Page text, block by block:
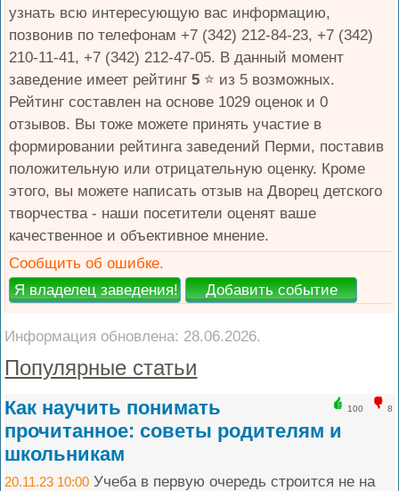
узнать всю интересующую вас информацию,
позвонив по телефонам +7 (342) 212-84-23, +7 (342)
210-11-41, +7 (342) 212-47-05. В данный момент
заведение имеет рейтинг5 ⭐️ из 5 возможных.
Рейтинг составлен на основе 1029 оценок и 0
отзывов. Вы тоже можете принять участие в
формировании рейтинга заведений Перми, поставив
положительную или отрицательную оценку. Кроме
этого, вы можете написать отзыв на Дворец детского
творчества - наши посетители оценят ваше
качественное и объективное мнение.
Сообщить об ошибке.
Информация обновлена: 28.06.2026.
Популярные статьи
100 8
Как научить понимать
прочитанное: советы родителям и
школьникам
20.11.23 10:00 Учеба в первую очередь строится не на